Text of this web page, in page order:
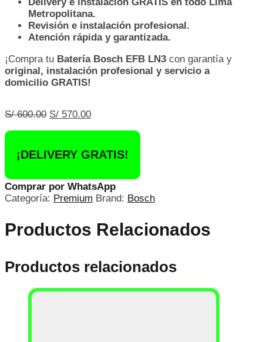
Delivery e instalación GRATIS en todo Lima
Metropolitana.
Revisión e instalación profesional.
Atención rápida y garantizada.
¡Compra tu Batería Bosch EFB LN3 con garantía y
original, instalación profesional y servicio a
domicilio GRATIS!
S/600.00 El
era:
S/ 600.00.
S/ 570.00El
es:
S/ 570.00.
¡DELIVERY GRATIS!
Comprar por WhatsApp
Categoría: Premium Brand: Bosch
Productos Relacionados
Productos relacionados